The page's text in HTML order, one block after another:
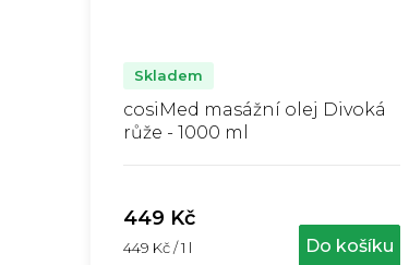
cosiMed masážní olej Divoká
růže - 1000 ml
produktu
je
5,0
Skladem
449 Kč
Měrná
449 Kč / 1 l Do košíku